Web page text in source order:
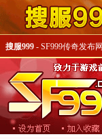
搜服999 - SF999传奇发布